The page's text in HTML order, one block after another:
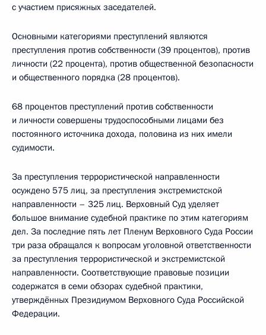
с участием присяжных заседателей.
Основными категориями преступлений являются
преступления против собственности (39 процентов), против
личности (22 процента), против общественной безопасности
и общественного порядка (28 процентов).
68 процентов преступлений против собственности
и личности совершены трудоспособными лицами без
постоянного источника дохода, половина из них имели
судимости.
За преступления террористической направленности
осуждено 575 лиц, за преступления экстремистской
направленности – 325 лиц. Верховный Суд уделяет
большое внимание судебной практике по этим категориям
дел. За последние пять лет Пленум Верховного Суда России
три раза обращался к вопросам уголовной ответственности
за преступления террористической и экстремистской
направленности. Соответствующие правовые позиции
содержатся в семи обзорах судебной практики,
утверждённых Президиумом Верховного Суда Российской
Федерации.